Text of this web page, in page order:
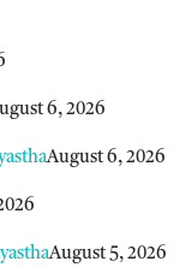
6, 2026
August 6, 2026
August 5, 2026